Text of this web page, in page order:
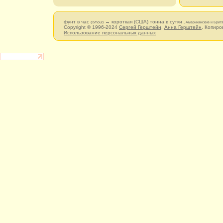
фунт в час (lb/hour) → короткая (США) тонна в сутки , Американские и
Copyright © 1996-2024 Сергей Герштейн Анна Герштейн .
Использование персональных данных